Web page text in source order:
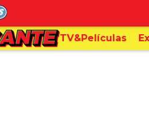
TV&Películas